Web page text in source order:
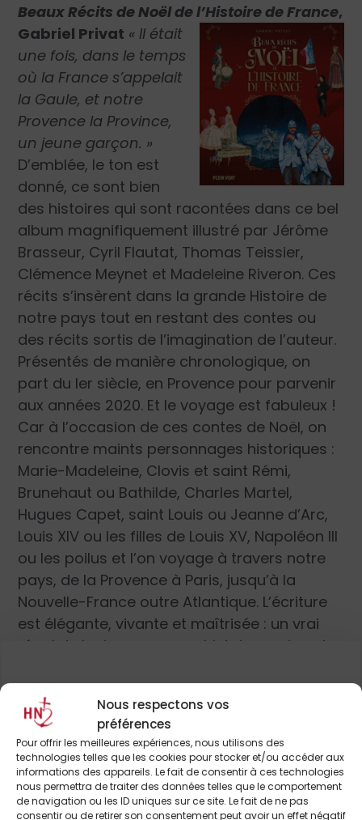
Nous respectons vos
préférences
Pour offrir les meilleures expériences, nous utilisons des
technologies telles que les cookies pour stocker et/ou accéder aux
informations des appareils. Le fait de consentir à ces technologies
nous permettra de traiter des données telles que le comportement
de navigation ou les ID uniques sur ce site. Le fait de ne pas
consentir ou de retirer son consentement peut avoir un effet négatif
Beaux Récits de Noël de l’Histoire de France,
Gabriel Privat « Il était
une fois, dans le temps
où la France s’appelait
la Gaule, et notre
Provence la Province,
un jeune garçon. »
D’emblée, le ton est
donné, ce sont bien
des histoires qui sont racontées dans ce bel
album magnifiquement illustré par Jérôme
Brasseur, Cyril Flautat, Thomas Teissier,
Clémence Meynet et Madeleine Riveron. Ces
récits s’insèrent dans la grande Histoire de
notre pays tout en restant des contes ou
des récits sortis de l’imagination de l’auteur.
Présentés de manière chronologique, on
part du Ier siècle, en Provence pour parvenir
aux années 2020. Et le voyage est fabuleux !
Car à l’occasion de ces contes de Noël, on
rencontre maints personnages historiques :
Marie-Madeleine, Clovis et saint Rémi,
Brunehaut ou Bathilde, Charles Martel,
Hugues Capet, saint Louis ou Jeanne d’Arc,
Louis XIV ou les filles de Louis XV, Napoléon III
ou les poilus et l’on voyage à travers notre
pays, de la Provence à Paris, jusqu’à la
Nouvelle-France outre Atlantique. L’écriture
est élégante, vivante et maîtrisée : un vrai
régal de lecture pour ces histoires qui sont
autrefois à la veillée et que l’on se
transmettait, reçues d’on ne savait plus très
bien qui, d’ailleurs. Une très bonne façon de
renouer avec la lecture à voix haute avec
nos enfants, telle qu’elle se pratiquait avant
l’avènement des écrans…Beaux Récits de
Pour continuer à lire cet
article
et de nombreux autres